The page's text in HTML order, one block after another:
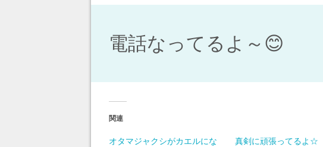
電話なってるよ～😊
関連
オタマジャクシがカエルにな
真剣に頑張ってるよ☆